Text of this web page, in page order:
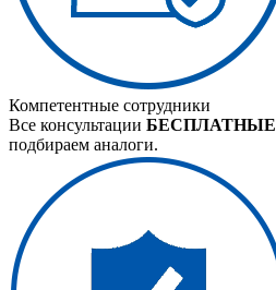
Компетентные сотрудники
Все консультации БЕСПЛАТНЫЕ
подбираем аналоги.